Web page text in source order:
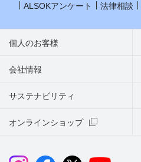
ALSOKアンケート
法律相談
個人のお客様
会社情報
サステナビリティ
オンラインショップ